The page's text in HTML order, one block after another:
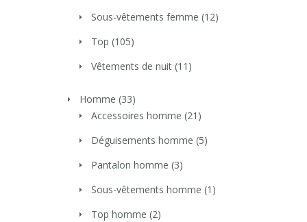
Sous-vêtements femme (12)
Top (105)
Vêtements de nuit (11)
Homme (33)
Accessoires homme (21)
Déguisements homme (5)
Pantalon homme (3)
Sous-vêtements homme (1)
Top homme (2)